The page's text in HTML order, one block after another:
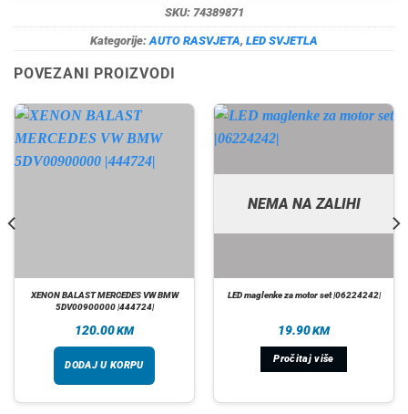
SKU: 74389871
Kategorije: AUTO RASVJETA, LED SVJETLA
POVEZANI PROIZVODI
XENON BALAST MERCEDES VW BMW
5DV00900000 |444724|
120.00KM
DODAJ U KORPU
NEMA NA ZALIHI
LED maglenke za motor set |06224242|
19.90KM
Pročitaj više